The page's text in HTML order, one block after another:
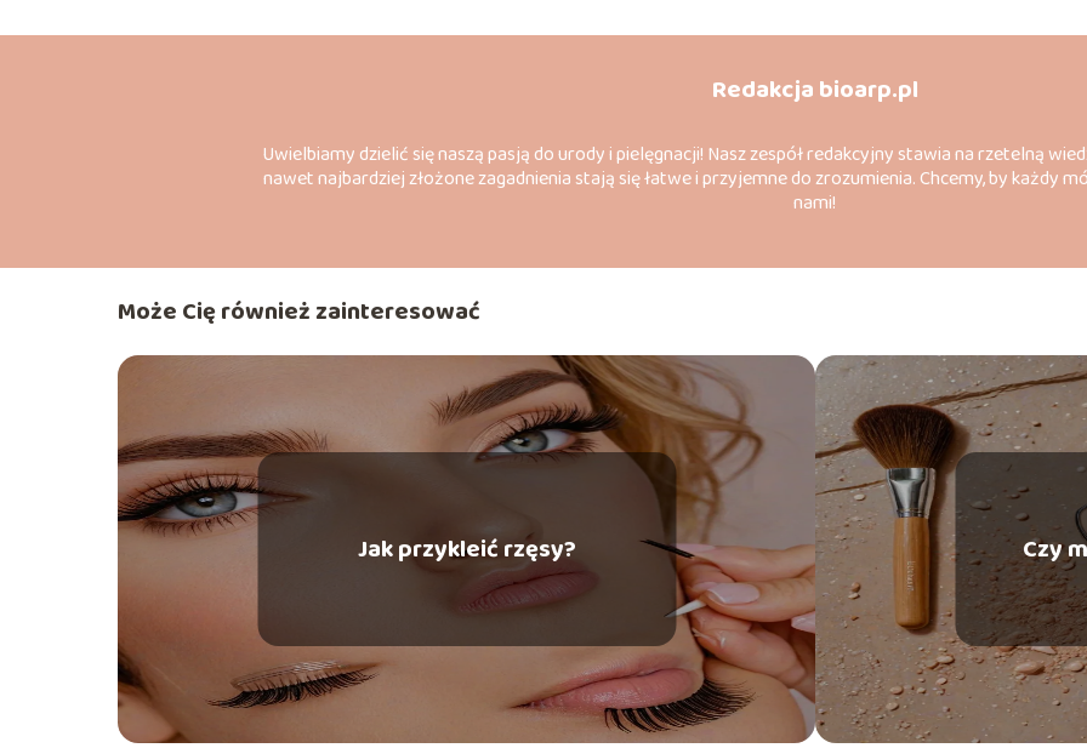
Redakcja bioarp.pl
Uwielbiamy dzielić się naszą pasją do urody i pielęgnacji! Nasz zespół redakcyjny stawia na rzetelną
nawet najbardziej złożone zagadnienia stają się łatwe i przyjemne do zrozumienia. Chcemy, by każdy
nami!
Może Cię również zainteresować
Jak przykleić rzęsy? Czy